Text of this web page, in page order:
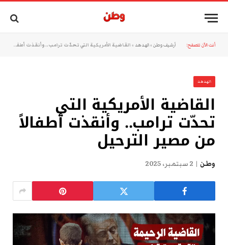
أنت الآن تتصفح: أرشيف وطن »الهدهد » القاضية الأمريكية التي تحدّت ترامب.. وأنقذت أطفالاً من مصير الترحيل
الهدهد
القاضية الأمريكية التي
تحدّت ترامب.. وأنقذت أطفالاً
من مصير الترحيل
وطن 2 سبتمبر، 2025